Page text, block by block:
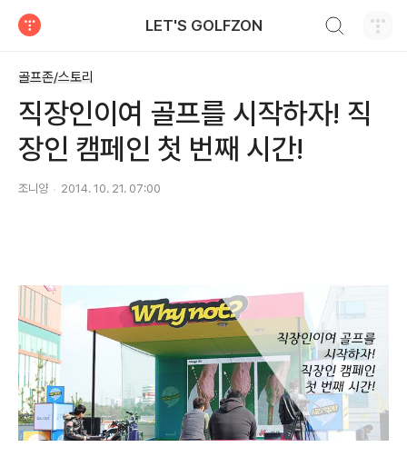
LET'S GOLFZON
골프존/스토리
직장인이여 골프를 시작하자! 직
장인 캠페인 첫 번째 시간!
조니양 2014. 10. 21. 07:00